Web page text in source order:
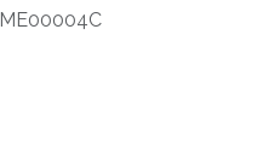
ME00004C